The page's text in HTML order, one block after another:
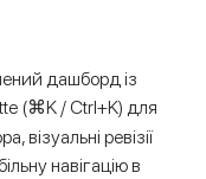
дашборд із
(⌘K / Ctrl+K) для
візуальні ревізії
навігацію в